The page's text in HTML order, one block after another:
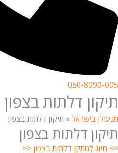
050-8090-005
תיקון דלתות בצפון
מנעולן בישראל» תיקון דלתות בצפון
תיקון דלתות בצפון
>> חיוג למתקן דלתות בצפון <<